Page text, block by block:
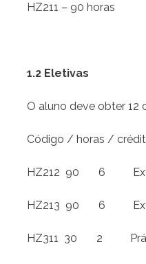
HZ211 – 90 horas
1.2 Eletivas
O aluno deve obter 12
Código / horas /
HZ212 90 6
HZ213 90 6
HZ311 30 2